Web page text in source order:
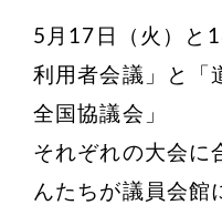
5月17日（火）と
利用者会議」と「
全国協議会」
それぞれの大会に
んたちが議員会館